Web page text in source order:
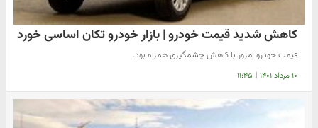
کاهش شدید قیمت خودرو | بازار خودرو تکان اساسی خورد
قیمت خودرو امروز با کاهش چشمگیری همراه بود.
۱۰ مرداد ۱۴۰۱ | ۱۱:۴۵